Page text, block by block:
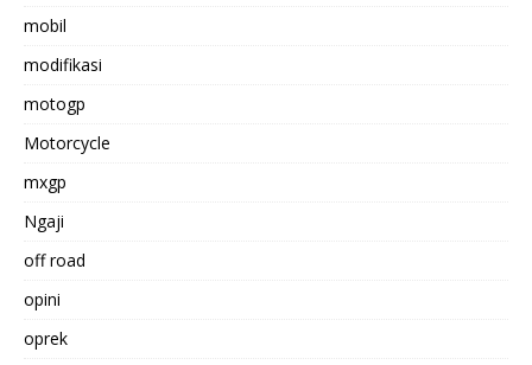
mobil
modifikasi
motogp
Motorcycle
mxgp
Ngaji
off road
opini
oprek